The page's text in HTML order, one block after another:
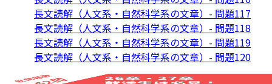
長文読解（人文系・自然科学系の文章）- 問題117
長文読解（人文系・自然科学系の文章）- 問題118
長文読解（人文系・自然科学系の文章）- 問題119
長文読解（人文系・自然科学系の文章）- 問題120